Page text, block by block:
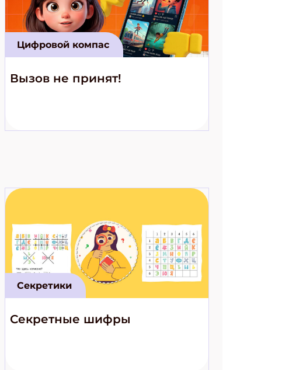
Цифровой компас
Вызов не принят!
Секретики
Секретные шифры